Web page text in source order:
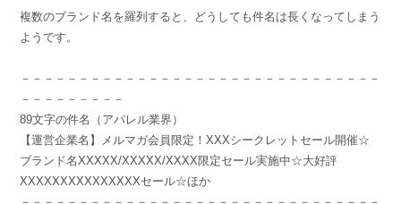
複数のブランド名を羅列すると、どうしても件名は長くなってしまう
ようです。
－－－－－－－－－－－－－－－－－－－－－－－－－－－－－－－
－－－－－－－－－
89文字の件名（アパレル業界）
【運営企業名】メルマガ会員限定！XXXシークレットセール開催☆
ブランド名XXXXX/XXXXX/XXXX限定セール実施中☆大好評
XXXXXXXXXXXXXXXセール☆ほか